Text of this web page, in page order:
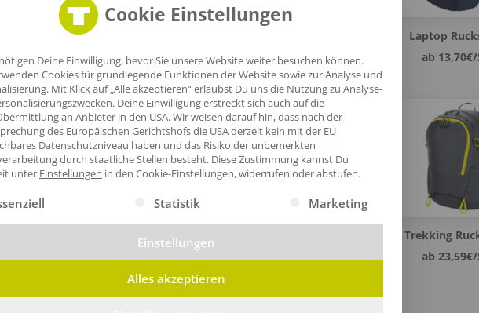
Daily Rucksäcke
ab 5,06€/Stk
ab 6,82€/Stk
Laptop
ab
Trekking
ab
Cookie Einstellungen
Deine Einwilligung, bevor Sie unsere Website weiter besuchen können.
Cookies für grundlegende Funktionen der Website sowie zur Analyse und
Mit Klick auf „Alle akzeptieren“ erlaubst Du uns die Nutzung zu Analyse-
Deine Einwilligung erstreckt sich auch auf die
an Anbieter in den USA. Wir weisen darauf hin, dass nach der
des Europäischen Gerichtshofs die USA derzeit kein mit der EU
Datenschutzniveau haben und das Risiko der unbemerkten
durch staatliche Stellen besteht. Diese Zustimmung kannst Du
unter Einstellungen in den Cookie-Einstellungen, widerrufen oder abstufen.
eine Liste der Service-Gruppen, für die eine Einwilligung erteilt werden kann. Die
Statistik Marketing
Einstellungen
Alles akzeptieren